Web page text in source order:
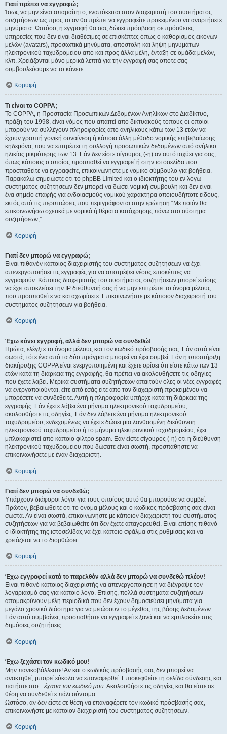
Γιατί πρέπει να εγγραφώ;
Ίσως να μην είναι απαραίτητο, εναπόκειται στον διαχειριστή του συστήματος
συζητήσεων ως προς το αν θα πρέπει να εγγραφείτε προκειμένου να αναρτήσετε
μηνύματα. Ωστόσο, η εγγραφή θα σας δώσει πρόσβαση σε πρόσθετες
υπηρεσίες που δεν είναι διαθέσιμες σε επισκέπτες όπως ο καθορισμός εικόνων
μελών (avatars), προσωπικά μηνύματα, αποστολή και λήψη μηνυμάτων
ηλεκτρονικού ταχυδρομείου από και προς άλλα μέλη, ένταξη σε ομάδα μελών,
κλπ. Χρειάζονται μόνο μερικά λεπτά για την εγγραφή σας οπότε σας
συμβουλεύουμε να το κάνετε.
Κορυφή
Τι είναι το COPPA;
Το COPPA, ή Προστασία Προσωπικών Δεδομένων Ανηλίκων στο Διαδίκτυο,
πράξη του 1998, είναι νόμος που απαιτεί από δικτυακούς τόπους οι οποίοι
μπορούν να συλλέγουν πληροφορίες από ανηλίκους κάτω των 13 ετών να
έχουν γραπτή γονική συναίνεση ή κάποια άλλη μέθοδο νομικής επιβεβαίωσης
κηδεμόνα, που να επιτρέπει τη συλλογή προσωπικών δεδομένων από ανήλικο
ηλικίας μικρότερης των 13. Εάν δεν είστε σίγουρος (-η) αν αυτό ισχύει για σας,
όπως κάποιος ο οποίος προσπαθεί να εγγραφεί ή στην ιστοσελίδα που
προσπαθείτε να εγγραφείτε, επικοινωνήστε με νομικό σύμβουλο για βοήθεια.
Παρακαλώ σημειώστε ότι το phpBB Limited και ο ιδιοκτήτης του εν λόγω
συστήματος συζητήσεων δεν μπορεί να δώσει νομική συμβουλή και δεν είναι
ένα σημείο επαφής για ενδοιασμούς νομικού χαρακτήρα οποιουδήποτε είδους,
εκτός από τις περιπτώσεις που περιγράφονται στην ερώτηση “Με ποιόν θα
επικοινωνήσω σχετικά με νομικά ή θέματα κατάχρησης πάνω στο σύστημα
συζητήσεων;”.
Κορυφή
Γιατί δεν μπορώ να εγγραφώ;
Είναι πιθανόν κάποιος διαχειριστής του συστήματος συζητήσεων να έχει
απενεργοποιήσει τις εγγραφές για να αποτρέψει νέους επισκέπτες να
εγγραφούν. Κάποιος διαχειριστής του συστήματος συζητήσεων μπορεί επίσης
να έχει αποκλείσει την IP διεύθυνσή σας ή να μην επιτρέπει το όνομα μέλους
που προσπαθείτε να καταχωρίσετε. Επικοινωνήστε με κάποιον διαχειριστή του
συστήματος συζητήσεων για βοήθεια.
Κορυφή
Έχω κάνει εγγραφή, αλλά δεν μπορώ να συνδεθώ!
Πρώτα, ελέγξτε το όνομα μέλους και τον κωδικό πρόσβασής σας. Εάν αυτά είναι
σωστά, τότε ένα από τα δύο πράγματα μπορεί να έχει συμβεί. Εάν η υποστήριξη
διακήρυξης COPPA είναι ενεργοποιημένη και έχετε ορίσει ότι είστε κάτω των 13
ετών κατά τη διάρκεια της εγγραφής, θα πρέπει να ακολουθήσετε τις οδηγίες
που έχετε λάβει. Μερικά συστήματα συζητήσεων απαιτούν όλες οι νέες εγγραφές
να ενεργοποιούνται, είτε από εσάς είτε από τον διαχειριστή προκειμένου να
μπορέσετε να συνδεθείτε. Αυτή η πληροφορία υπήρχε κατά τη διάρκεια της
εγγραφής. Εάν έχετε λάβει ένα μήνυμα ηλεκτρονικού ταχυδρομείου,
ακολουθήστε τις οδηγίες. Εάν δεν λάβετε ένα μήνυμα ηλεκτρονικού
ταχυδρομείου, ενδεχομένως να έχετε δώσει μια λανθασμένη διεύθυνση
ηλεκτρονικού ταχυδρομείου ή το μήνυμα ηλεκτρονικού ταχυδρομείου, έχει
μπλοκαριστεί από κάποιο φίλτρο spam. Εάν είστε σίγουρος (-η) ότι η διεύθυνση
ηλεκτρονικού ταχυδρομείου που δώσατε είναι σωστή, προσπαθήστε να
επικοινωνήσετε με έναν διαχειριστή.
Κορυφή
Γιατί δεν μπορώ να συνδεθώ;
Υπάρχουν διάφοροι λόγοι για τους οποίους αυτό θα μπορούσε να συμβεί.
Πρώτον, βεβαιωθείτε ότι το όνομα μέλους και ο κωδικός πρόσβασής σας είναι
σωστά. Αν είναι σωστά, επικοινωνήστε με κάποιον διαχειριστή του συστήματος
συζητήσεων για να βεβαιωθείτε ότι δεν έχετε απαγορευθεί. Είναι επίσης πιθανό
ο ιδιοκτήτης της ιστοσελίδας να έχει κάποιο σφάλμα στις ρυθμίσεις και να
χρειάζεται να το διορθώσει.
Κορυφή
Έχω εγγραφεί κατά το παρελθόν αλλά δεν μπορώ να συνδεθώ πλέον!
Είναι πιθανό κάποιος διαχειριστής να απενεργοποίησε ή να διέγραψε τον
λογαριασμό σας για κάποιο λόγο. Επίσης, πολλά συστήματα συζητήσεων
απομακρύνουν μέλη περιοδικά που δεν έχουν δημοσιεύσει μηνύματα για
μεγάλο χρονικό διάστημα για να μειώσουν το μέγεθος της βάσης δεδομένων.
Εάν αυτό συμβαίνει, προσπαθήστε να εγγραφείτε ξανά και να εμπλακείτε στις
δημόσιες συζητήσεις.
Κορυφή
Έχω ξεχάσει τον κωδικό μου!
Μην πανικοβάλλεστε! Αν και ο κωδικός πρόσβασής σας δεν μπορεί να
ανακτηθεί, μπορεί εύκολα να επαναφερθεί. Επισκεφθείτε τη σελίδα σύνδεσης και
πατήστε στο Ξέχασα τον κωδικό μου. Ακολουθήστε τις οδηγίες και θα είστε σε
θέση να συνδεθείτε πάλι σύντομα.
Ωστόσο, αν δεν είστε σε θέση να επαναφέρετε τον κωδικό πρόσβασής σας,
επικοινωνήστε με κάποιον διαχειριστή του συστήματος συζητήσεων.
Κορυφή